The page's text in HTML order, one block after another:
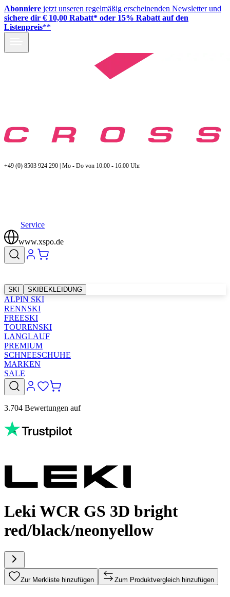
Abonniere jetzt unseren regelmäßig erscheinenden Newsletter und
sichere dir € 10,00 Rabatt* oder 15% Rabatt auf den
Listenpreis**
+49 (0) 8503 924 290 | Mo - Do von 10:00 - 16:00 Uhr
Service
www.xspo.de
SKI SKIBEKLEIDUNG
ALPIN SKI
RENNSKI
FREESKI
TOURENSKI
LANGLAUF
PREMIUM
SCHNEESCHUHE
MARKEN
SALE
3.704 Bewertungen auf
Leki WCR GS 3D bright
red/black/neonyellow
Zur Merkliste hinzufügen Zum Produktvergleich hinzufügen